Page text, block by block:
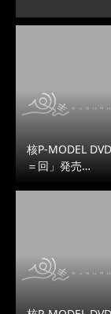
核P-MODEL
＝回」発売…